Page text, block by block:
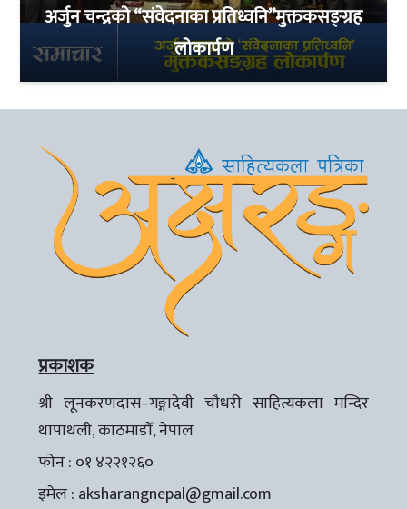
अर्जुन चन्द्रको “संवेदनाका प्रतिध्वनि”मुक्तकसङ्ग्रह
लोकार्पण
प्रकाशक
श्री लूनकरणदास–गङ्गादेवी चौधरी साहित्यकला मन्दिर
थापाथली, काठमाडौँ, नेपाल
फोन : ०१ ४२२१२६०
इमेल : aksharangnepal@gmail.com